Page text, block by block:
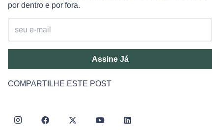
por dentro e por fora.
Assine Já
COMPARTILHE ESTE POST